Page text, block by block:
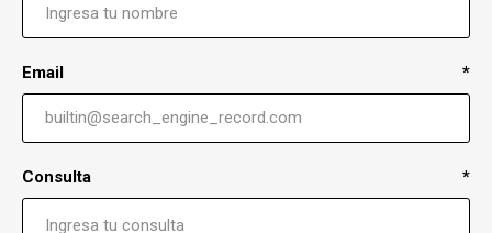
Email *
Consulta *